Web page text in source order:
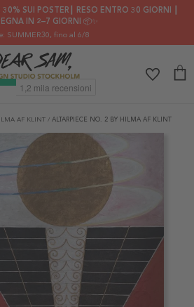
SUI POSTER┃ RESO ENTRO 30 GIORNI ┃
IN 2–7 GIORNI 📦✨
SUMMER30, fino al 6/8
AF KLINT / ALTARPIECE NO. 2 BY HILMA AF KLINT